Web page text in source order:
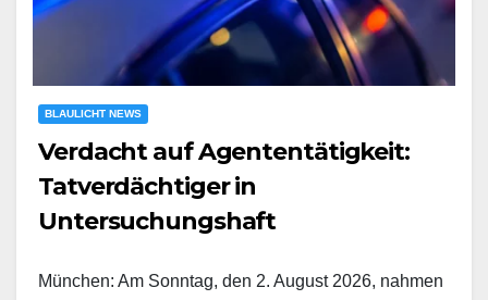
BLAULICHT NEWS
Verdacht auf Agententätigkeit:
Tatverdächtiger in
Untersuchungshaft
München: Am Sonntag, den 2. August 2026, nahmen